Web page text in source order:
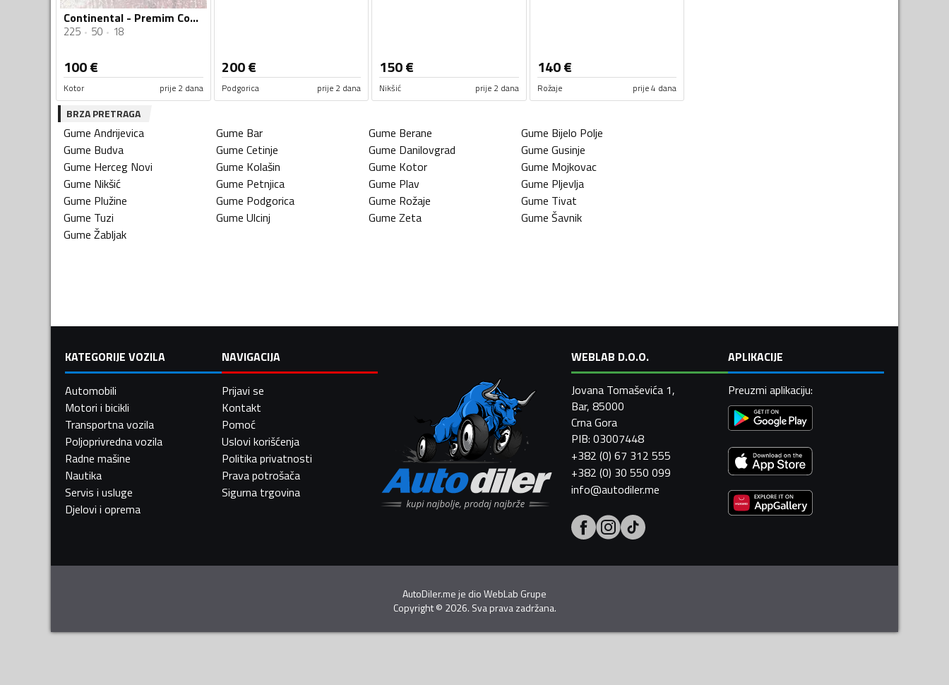
Continental - Premim Contan 6 225 50 18 BMW - Ljetnja guma
225 50 18
100€
Kotor prije 2 dana
200€
Podgorica prije 2 dana
150€
Nikšić prije 2 dana
140€
Rožaje prije 4 dana
BRZA PRETRAGA
Gume Andrijevica Gume Bar Gume Berane Gume Bijelo Polje
Gume Budva Gume Cetinje Gume Danilovgrad Gume Gusinje
Gume Herceg Novi Gume Kolašin Gume Kotor Gume Mojkovac
Gume Nikšić Gume Petnjica Gume Plav Gume Pljevlja
Gume Plužine Gume Podgorica Gume Rožaje Gume Tivat
Gume Tuzi Gume Ulcinj Gume Zeta Gume Šavnik
Gume Žabljak
KATEGORIJE VOZILA
Automobili
Motori i bicikli
Transportna vozila
Poljoprivredna vozila
Radne mašine
Nautika
Servis i usluge
Djelovi i oprema
NAVIGACIJA
Prijavi se
Kontakt
Pomoć
Uslovi korišćenja
Politika privatnosti
Prava potrošača
Sigurna trgovina
WEBLAB D.O.O.
Jovana Tomaševića 1,
Bar, 85000
Crna Gora
PIB: 03007448
+382 (0) 67 312 555
+382 (0) 30 550 099
info@autodiler.me
APLIKACIJE
Preuzmi aplikaciju:
AutoDiler.me je dioWebLab Grupe
Copyright© 2026. Sva prava zadržana.